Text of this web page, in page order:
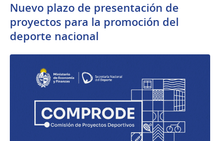
Nuevo plazo de presentación de
proyectos para la promoción del
deporte nacional